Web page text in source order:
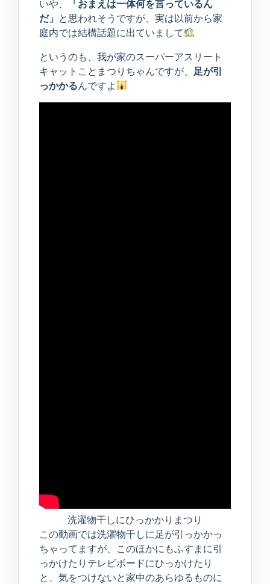
いや、
「おまえは一体何を言っているん
だ」 と思われそうですが、実は以前から家
庭内では結構話題に出ていまして
というのも、我が家のスーパーアスリート
キャットことまつりちゃんですが、 足が引
っかかるんですよ
洗濯物干しにひっかかりまつり
この動画では洗濯物干しに足が引っかかっ
ちゃってますが、このほかにもふすまに引
っかけたりテレビボードにひっかけたり
と、気をつけないと家中のあらゆるものに